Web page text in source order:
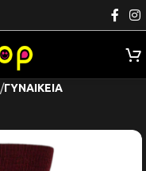
ΓΥΝΑΙΚΕΙΑ